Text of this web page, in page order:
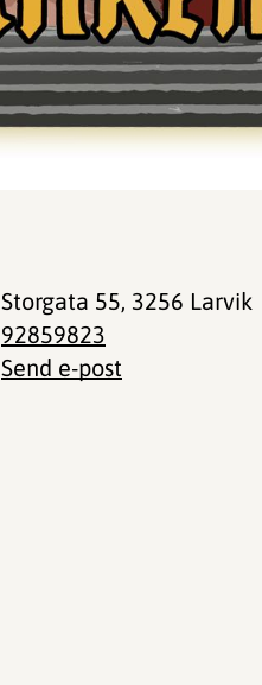
Storgata 55, 3256 Larvik
92859823
Send e-post